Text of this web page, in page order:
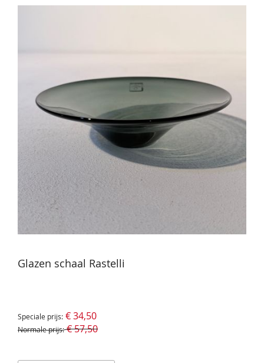
Glazen schaal Rastelli
Speciale prijs € 34,50
Normale prijs € 57,50